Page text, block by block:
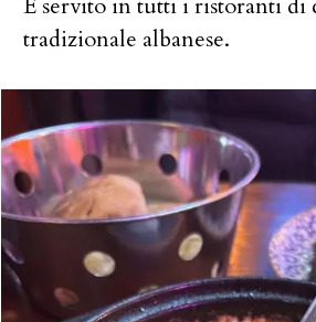
È servito in tutti i ristoranti di
tradizionale albanese.